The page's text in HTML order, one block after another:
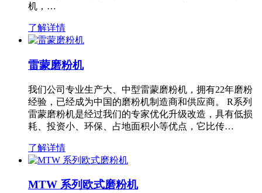
机，…
了解详情
雷蒙磨粉机
我们公司专业生产大、中型雷蒙磨粉机，拥有22年磨粉
经验，已经成为中国的磨粉机制造商和供应商。 R系列
雷蒙磨粉机是经过我们的专家优化升级改造，具有低损
耗、投资小、环保、占地面积小等优点，它比传…
了解详情
MTW 系列欧式磨粉机